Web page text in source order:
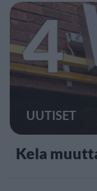
4
UUTISET
Kela